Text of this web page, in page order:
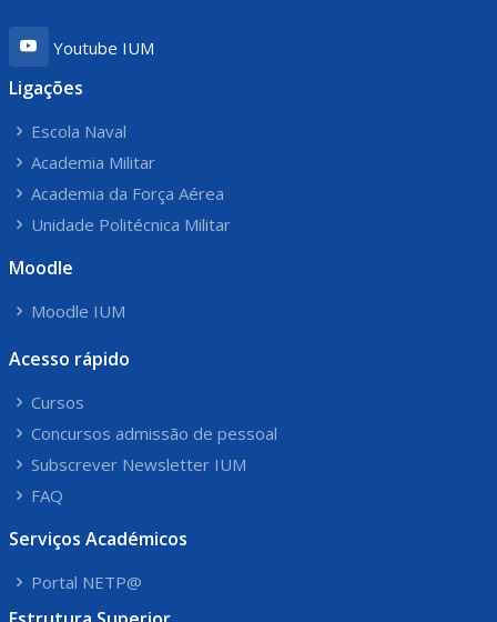
Youtube IUM
Ligações
Escola Naval
Academia Militar
Academia da Força Aérea
Unidade Politécnica Militar
Moodle
Moodle IUM
Acesso rápido
Cursos
Concursos admissão de pessoal
Subscrever Newsletter IUM
FAQ
Serviços Académicos
Portal NETP@